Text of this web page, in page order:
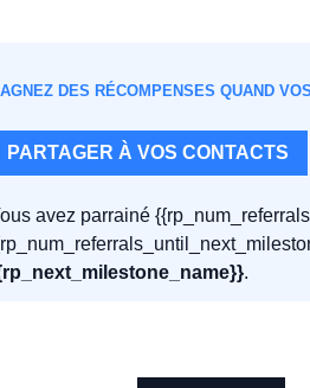
DES RÉCOMPENSES QUAND
PARTAGER À VOS CONTACTS
avez parrainé
.